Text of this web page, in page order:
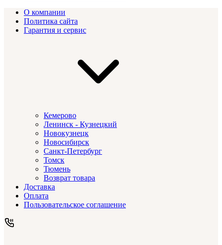
О компании
Политика сайта
Гарантия и сервис
Кемерово
Ленинск - Кузнецкий
Новокузнецк
Новосибирск
Санкт-Петербург
Томск
Тюмень
Возврат товара
Доставка
Оплата
Пользовательское соглашение